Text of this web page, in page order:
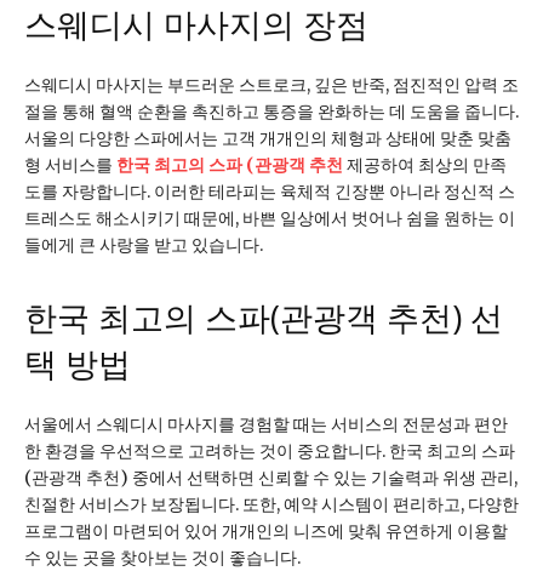
스웨디시 마사지의 장점
스웨디시 마사지는 부드러운 스트로크, 깊은 반죽, 점진적인 압력 조
절을 통해 혈액 순환을 촉진하고 통증을 완화하는 데 도움을 줍니다.
서울의 다양한 스파에서는 고객 개개인의 체형과 상태에 맞춘 맞춤
형 서비스를 한국 최고의 스파 (관광객 추천 제공하여 최상의 만족
도를 자랑합니다. 이러한 테라피는 육체적 긴장뿐 아니라 정신적 스
트레스도 해소시키기 때문에, 바쁜 일상에서 벗어나 쉼을 원하는 이
들에게 큰 사랑을 받고 있습니다.
한국 최고의 스파(관광객 추천) 선
택 방법
서울에서 스웨디시 마사지를 경험할 때는 서비스의 전문성과 편안
한 환경을 우선적으로 고려하는 것이 중요합니다. 한국 최고의 스파
(관광객 추천) 중에서 선택하면 신뢰할 수 있는 기술력과 위생 관리,
친절한 서비스가 보장됩니다. 또한, 예약 시스템이 편리하고, 다양한
프로그램이 마련되어 있어 개개인의 니즈에 맞춰 유연하게 이용할
수 있는 곳을 찾아보는 것이 좋습니다.